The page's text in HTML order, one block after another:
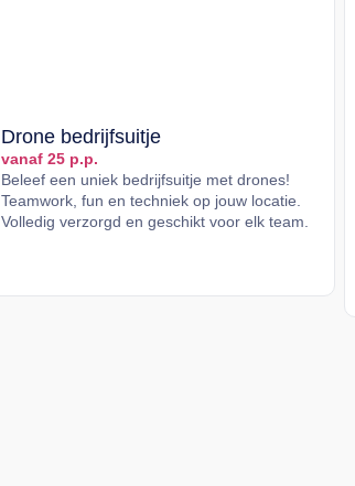
Drone bedrijfsuitje
vanaf 25 p.p.
Beleef een uniek bedrijfsuitje met drones!
Teamwork, fun en techniek op jouw locatie.
Volledig verzorgd en geschikt voor elk team.